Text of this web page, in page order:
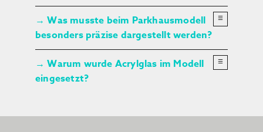
→ Was musste beim Parkhausmodell
besonders präzise dargestellt werden?
☰
→ Warum wurde Acrylglas im Modell
eingesetzt?
☰
×